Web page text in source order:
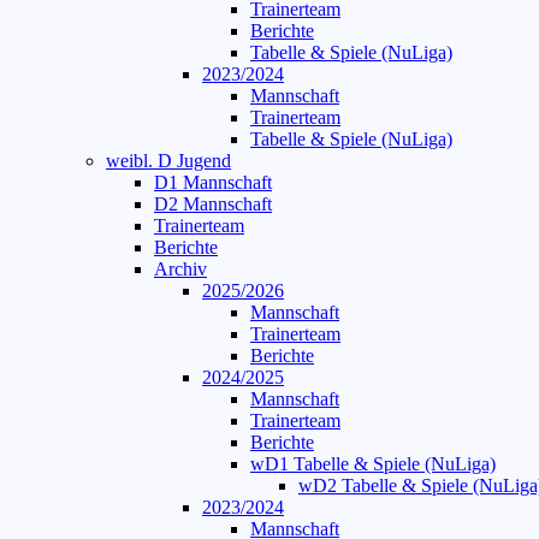
Trainerteam
Berichte
Tabelle & Spiele (NuLiga)
2023/2024
Mannschaft
Trainerteam
Tabelle & Spiele (NuLiga)
weibl. D Jugend
D1 Mannschaft
D2 Mannschaft
Trainerteam
Berichte
Archiv
2025/2026
Mannschaft
Trainerteam
Berichte
2024/2025
Mannschaft
Trainerteam
Berichte
wD1 Tabelle & Spiele (NuLiga)
wD2 Tabelle & Spiele
2023/2024
Mannschaft